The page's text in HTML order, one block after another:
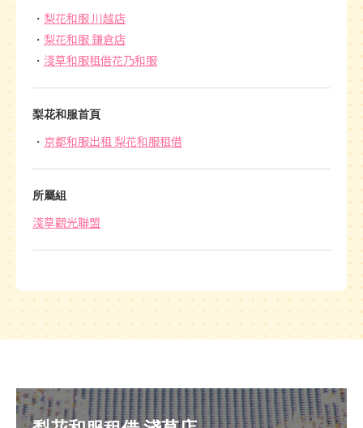
梨花和服 川越店
梨花和服 鎌倉店
淺草和服租借花乃和服
梨花和服首頁
京都和服出租 梨花和服租借
所屬組
淺草觀光聯盟